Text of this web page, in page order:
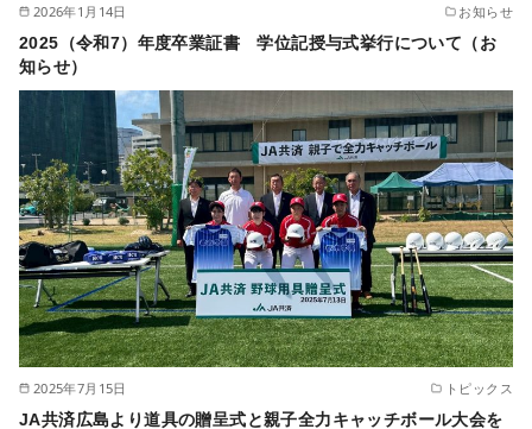
2026年1月14日 お知らせ
2025（令和7）年度卒業証書 学位記授与式挙行について（お
知らせ）
2025年7月15日 トピックス
JA共済広島より道具の贈呈式と親子全力キャッチボール大会を